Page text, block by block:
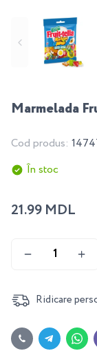
Marmelada
Cod produs:
În stoc
21.99 MDL
Ridicare